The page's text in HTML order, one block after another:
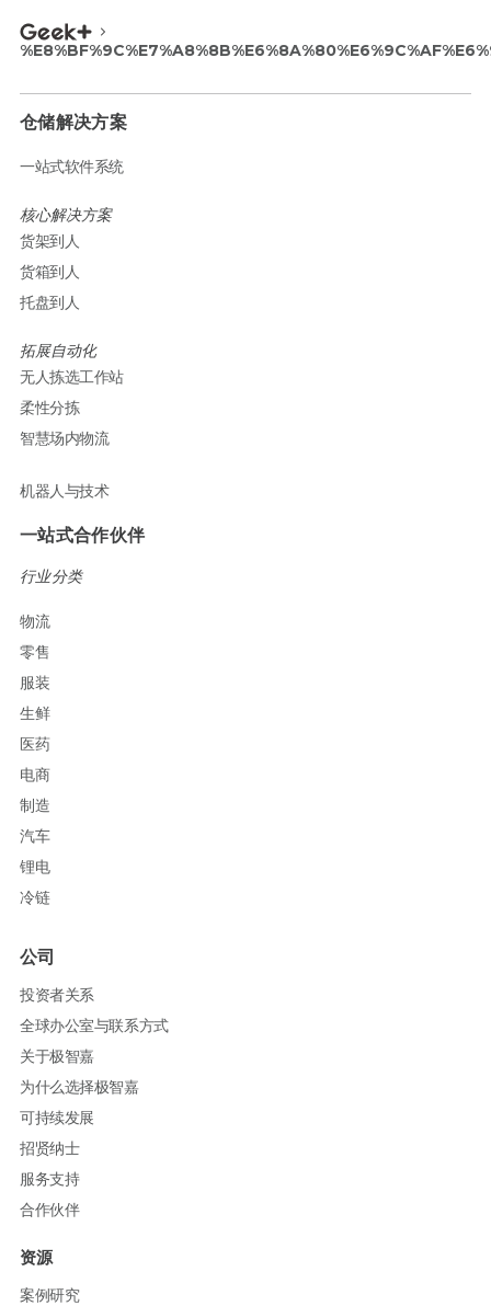
仓储解决方案
一站式软件系统
核心解决方案
货架到人
货箱到人
托盘到人
拓展自动化
无人拣选工作站
柔性分拣
智慧场内物流
机器人与技术
一站式合作伙伴
行业分类
物流
零售
服装
生鲜
医药
电商
制造
汽车
锂电
冷链
公司
投资者关系
全球办公室与联系方式
关于极智嘉
为什么选择极智嘉
可持续发展
招贤纳士
服务支持
合作伙伴
资源
案例研究